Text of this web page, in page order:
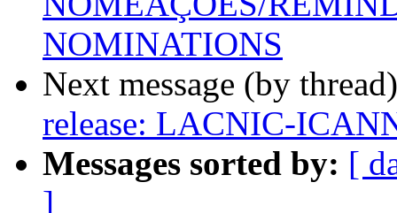
NOMINATIONS
Next message (by
release: LACNIC-
Messages sorted by: [
]